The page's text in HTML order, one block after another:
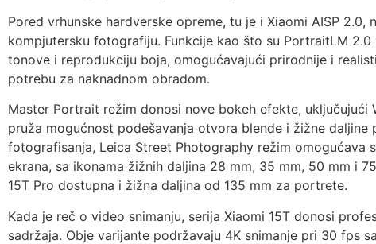
Pored vrhunske hardverske opreme, tu je i Xiaomi AISP 2.0,
kompjutersku fotografiju. Funkcije kao što su PortraitLM
tonove i reprodukciju boja, omogućavajući prirodnije i
potrebu za naknadnom obradom.
Master Portrait režim donosi nove bokeh efekte, uključujući
pruža mogućnost podešavanja otvora blende i žižne daljine
fotografisanja, Leica Street Photography režim omogućava
ekrana, sa ikonama žižnih daljina 28 mm, 35 mm, 50 mm i
15T Pro dostupna i žižna daljina od 135 mm za portrete.
Kada je reč o video snimanju, serija Xiaomi 15T donosi
sadržaja. Obje varijante podržavaju 4K snimanje pri 30 fps